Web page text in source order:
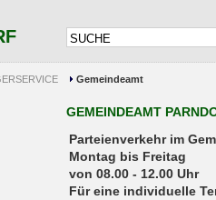
Gemeindeamt
GEMEINDEAMT
Parteienverkehr
Montag bis Freitag
von 08.00 - 12.00 Uhr
Für eine individuelle